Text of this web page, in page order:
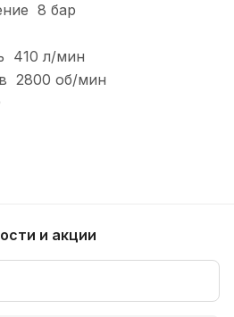
8 бар
410 л/мин
2800 об/мин
и акции